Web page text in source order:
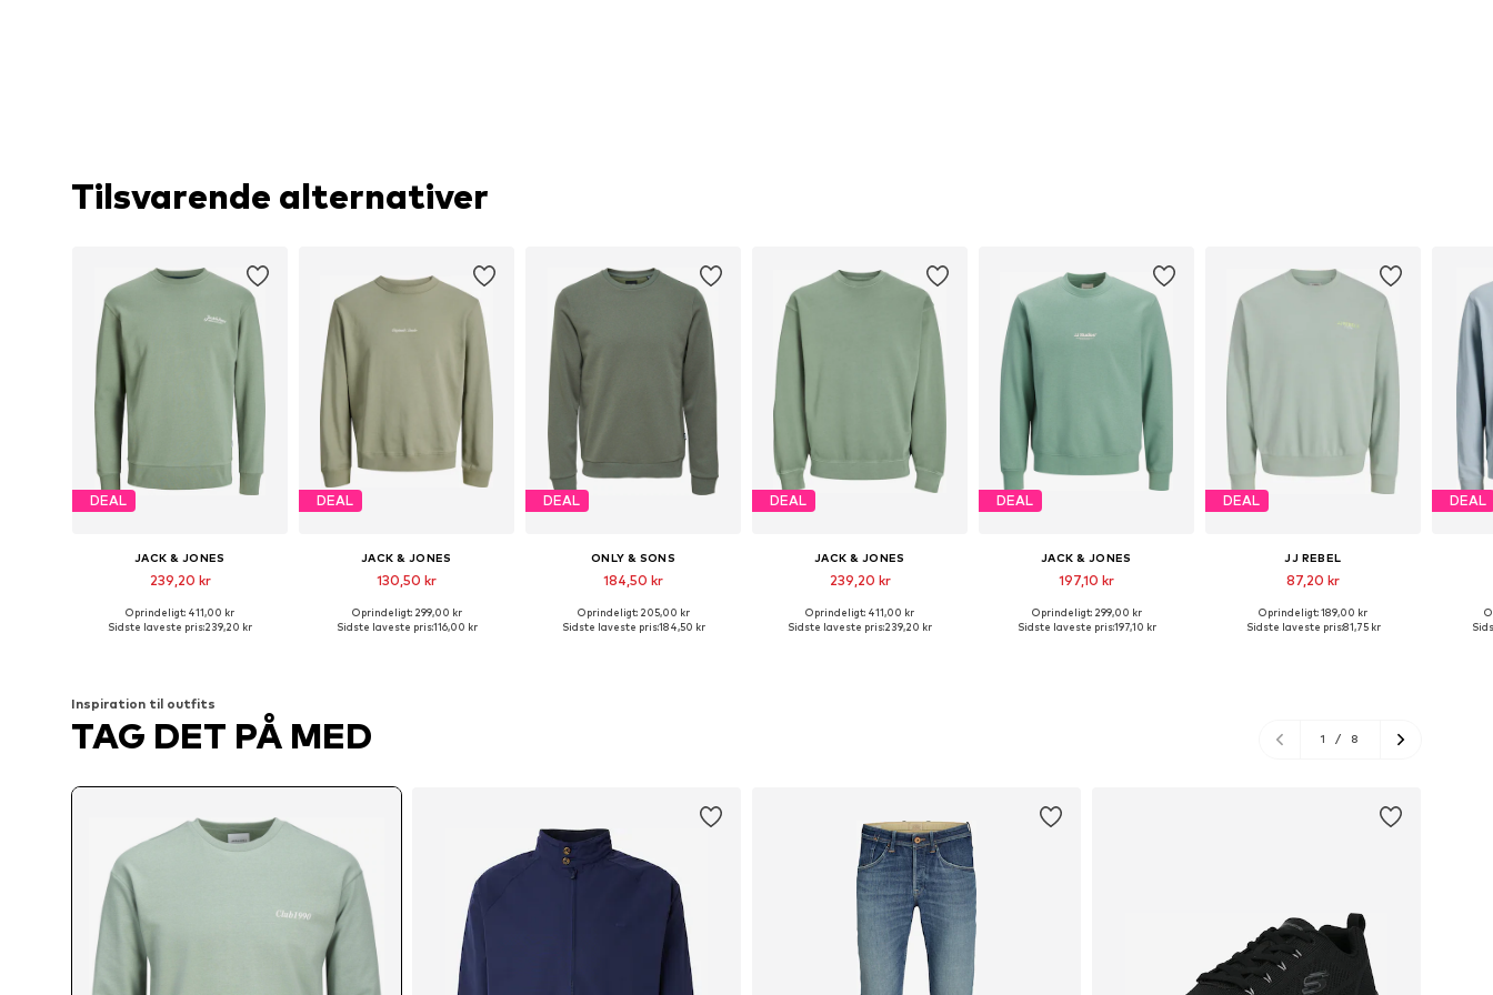
Tilsvarende alternativer
DEAL
JACK & JONES
239,20 kr
+1
Oprindeligt: 411,00 kr
Sidste laveste pris:239,20 kr
DEAL
JACK & JONES
130,50 kr
+6
Oprindeligt: 299,00 kr
Sidste laveste pris:116,00 kr
DEAL
ONLY & SONS
184,50 kr
+ 13
Oprindeligt: 205,00 kr
Sidste laveste pris:184,50 kr
DEAL
JACK & JONES
239,20 kr
Tilgængelige størrelser: M, L, XXL
Oprindeligt: 411,00 kr
Sidste laveste pris:239,20 kr
DEAL
JACK & JONES
197,10 kr
+6
Oprindeligt: 299,00 kr
Sidste laveste pris:197,10 kr
DEAL
JJ REBEL
87,20 kr
Oprindeligt: 189,00 kr
Sidste laveste pris:81,75 kr
DEAL
Inspiration til outfits
TAG DET PÅ MED 1 / 8